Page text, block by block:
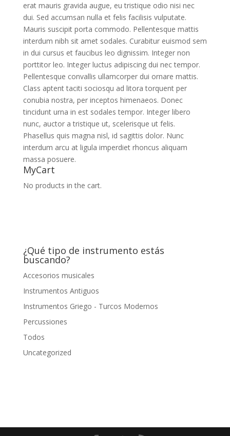
erat mauris gravida augue, eu tristique odio nisi nec
dui. Sed accumsan nulla et felis facilisis vulputate.
Mauris suscipit porta commodo. Pellentesque mattis
interdum nibh sit amet sodales. Curabitur euismod sem
in dui cursus et faucibus leo dignissim. Integer non
porttitor leo. Integer luctus adipiscing dui nec tempor.
Pellentesque convallis ullamcorper dui ornare mattis.
Class aptent taciti sociosqu ad litora torquent per
conubia nostra, per inceptos himenaeos. Donec
tincidunt urna in est sodales tempor. Integer libero
nunc, auctor a tristique ut, scelerisque ut felis.
Phasellus quis magna nisl, id sagittis dolor. Nunc
interdum arcu at ligula imperdiet rhoncus aliquam
massa posuere.
MyCart
No products in the cart.
¿Qué tipo de instrumento estás
buscando?
Accesorios musicales
Instrumentos Antiguos
Instrumentos Griego - Turcos Modernos
Percussiones
Todos
Uncategorized